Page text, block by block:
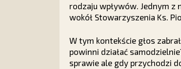
rodzaju wpływów. Jednym
wokół Stowarzyszenia Ks.
W tym kontekście głos
powinni działać
sprawie ale gdy przychodzi